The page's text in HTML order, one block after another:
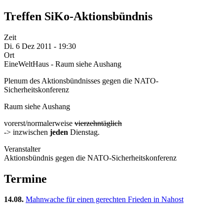
Treffen SiKo-Aktionsbündnis
Zeit
Di. 6 Dez 2011 - 19:30
Ort
EineWeltHaus - Raum siehe Aushang
Plenum des Aktionsbündnisses gegen die NATO-
Sicherheitskonferenz
Raum siehe Aushang
vorerst/normalerweise vierzehntäglich
-> inzwischen jeden Dienstag.
Veranstalter
Aktionsbündnis gegen die NATO-Sicherheitskonferenz
Termine
14.08. Mahnwache für einen gerechten Frieden in Nahost